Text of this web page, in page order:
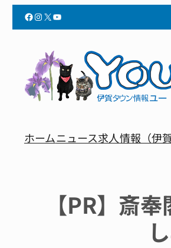
Facebook InstagramX YouTube
ホームニュース求人情報（伊
【PR】斎